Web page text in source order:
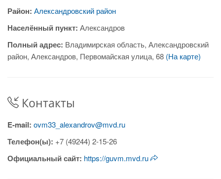
Район: Александровский район
Населённый пункт: Александров
Полный адрес: Владимирская область, Александровский
район, Александров, Первомайская улица, 68 (На карте)
Контакты
E-mail: ovm33_alexandrov@mvd.ru
Телефон(ы): +7 (49244) 2-15-26
Официальный сайт: https://guvm.mvd.ru